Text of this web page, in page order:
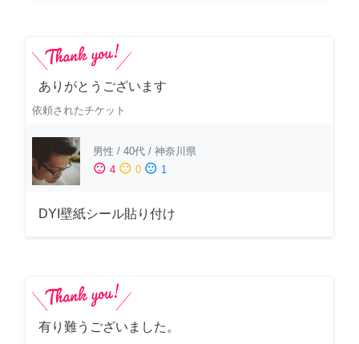
ありがとうございます
依頼されたチケット
男性 / 40代 / 神奈川県
sentiment_satisfied 4 sentiment_neutral 0 sentiment_dissatisfied 1
DYI壁紙シール貼り付け
有り難うございました。